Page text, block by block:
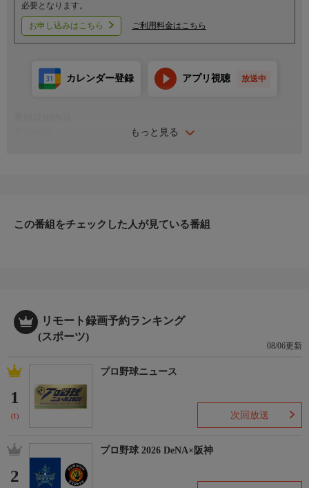
必要となります。
お申し込みはこちら ご利用料金はこちら
もっと見る
カレンダー登録 アプリ視聴 放送中
＜会場＞富山県総合運動公園陸上競技場
この番組をチェックした人が見ている番組
リモート録画予約ランキング
(スポーツ)
08/06更新
1
(1)
プロ野球ニュース
次回放送
2
プロ野球 2026 DeNA×阪神